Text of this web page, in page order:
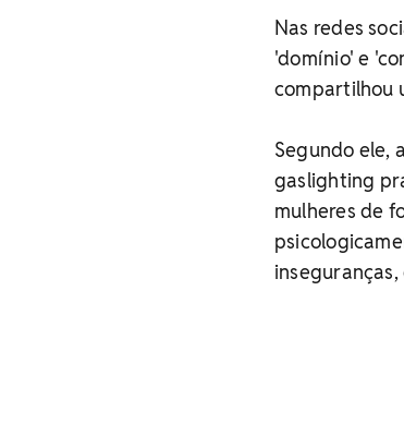
Nas redes
'domínio' e
compartilhou
Segundo ele,
gaslighting
mulheres de